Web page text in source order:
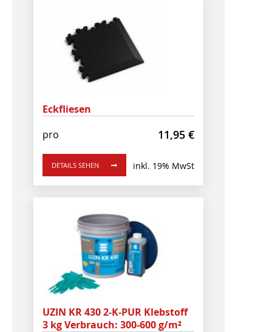
Eckfliesen
pro
11,95 €
DETAILS SEHEN inkl. 19% MwSt
UZIN KR 430 2-K-PUR Klebstoff
3 kg Verbrauch: 300-600 g/m²